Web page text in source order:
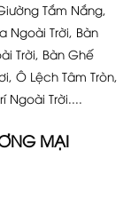
Tắm Nắng,
Ngoài Trời, Bàn
Trời, Bàn Ghế
Ô Lệch Tâm Tròn,
Ngoài Trời....
MẠI